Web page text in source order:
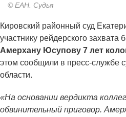
© ЕАН. Судья
Кировский районный суд
участнику рейдерского захвата
Амерхану Юсупову 7 лет
этом сообщили в пресс-службе
области.
«На основании вердикта
обвинительный приговор.